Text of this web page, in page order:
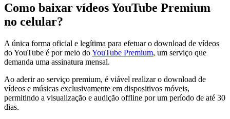
Como baixar vídeos YouTube Premium
no celular?
A única forma oficial e legítima para efetuar o download de vídeos
do YouTube é por meio doYouTube Premium, um serviço que
demanda uma assinatura mensal.
Ao aderir ao serviço premium, é viável realizar o download de
vídeos e músicas exclusivamente em dispositivos móveis,
permitindo a visualização e audição offline por um período de até 30
dias.